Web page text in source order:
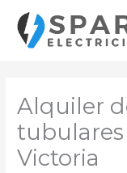
contenido
Alquiler
Victoria